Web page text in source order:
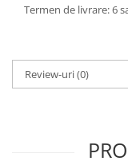
Termen de livrare: 6
Review-uri(0)